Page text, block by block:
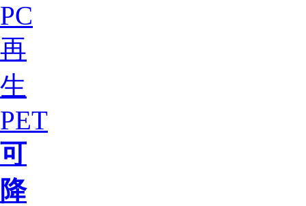
PC
再
生
PET
可
降